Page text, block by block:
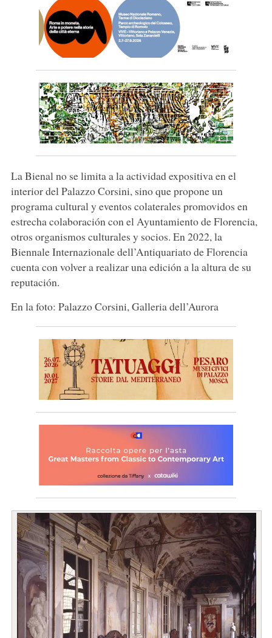
La Bienal no se limita a la actividad expositiva en el
interior del Palazzo Corsini, sino que propone un
programa cultural y eventos colaterales promovidos en
estrecha colaboración con el Ayuntamiento de Florencia,
otros organismos culturales y socios. En 2022, la
Biennale Internazionale dell’Antiquariato de Florencia
cuenta con volver a realizar una edición a la altura de su
reputación.
En la foto: Palazzo Corsini, Galleria dell’Aurora